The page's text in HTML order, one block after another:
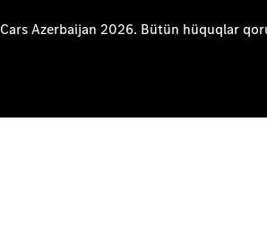
Azerbaijan 2026. Bütün hüquqlar